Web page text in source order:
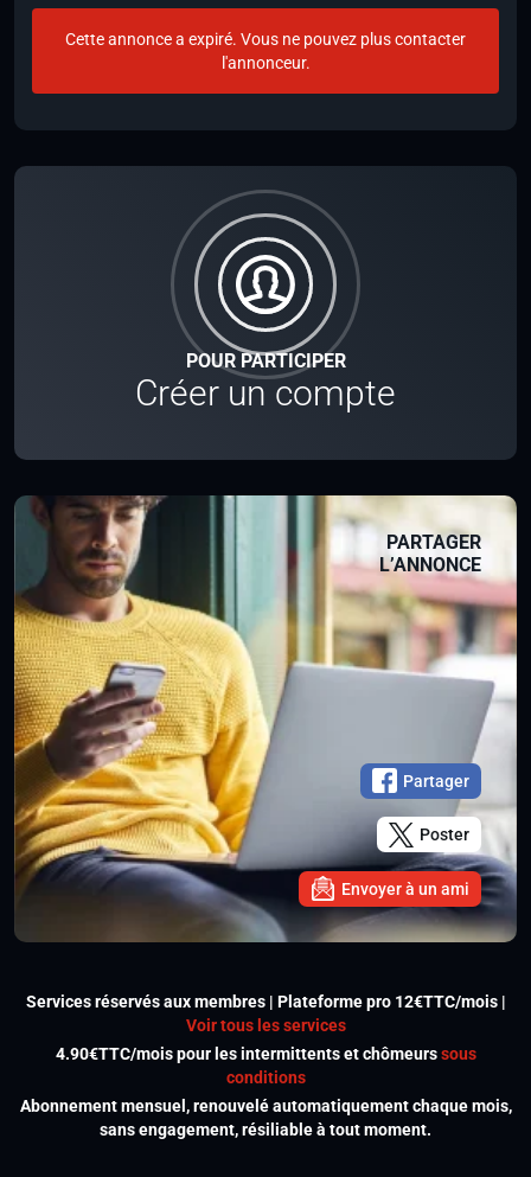
POUR PARTICIPER
Créer un compte
PARTAGER
L’ANNONCE
Partager
Poster
Envoyer à un ami
Cette annonce a expiré. Vous ne pouvez plus contacter
l'annonceur.
Services réservés aux membres | Plateforme pro 12€TTC/mois |
Voir tous les services
4.90€TTC/mois pour les intermittents et chômeurssous
conditions
Abonnement mensuel, renouvelé automatiquement chaque mois,
sans engagement, résiliable à tout moment.